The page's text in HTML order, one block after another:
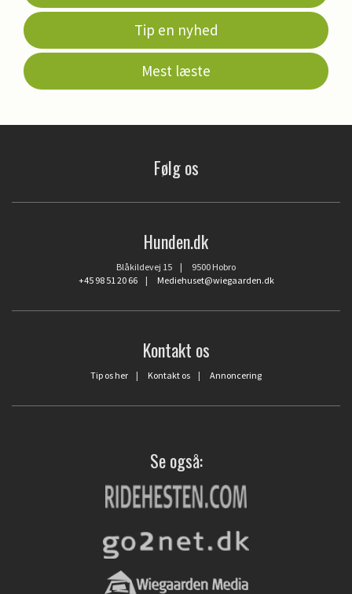
Tip en nyhed
Mest læste
Følg os
Hunden.dk
Blåkildevej 15 | 9500 Hobro
+45 98 51 20 66| Mediehuset@wiegaarden.dk
Kontakt os
Tip os her | Kontakt os | Annoncering
Se også: